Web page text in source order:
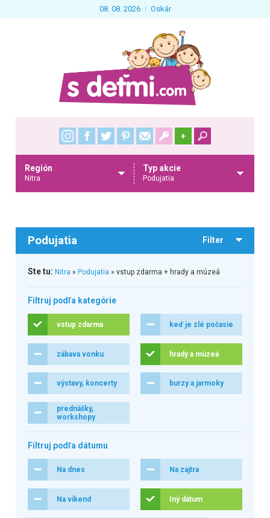
08. 08. 2026 Oskár
+
Región
Nitra
Typ akcie
Podujatia
Podujatia Filter
Ste tu: Nitra » Podujatia » vstup zdarma + hrady a múzeá
Filtruj podľa kategórie
vstup zdarma keď je zlé počasie
zábava vonku hrady a múzeá
výstavy, koncerty burzy a jarmoky
prednášky,
workshopy
Filtruj podľa dátumu
Na dnes Na zajtra
Na víkend Iný dátum